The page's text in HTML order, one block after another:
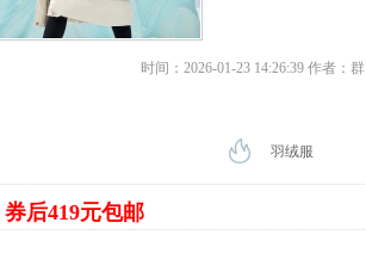
时间：2026-01-23 14:26:39 作者：群
羽绒服
券后419元包邮